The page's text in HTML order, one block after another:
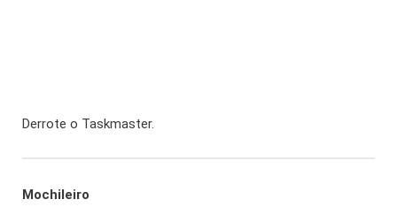
Derrote o Taskmaster.
Mochileiro